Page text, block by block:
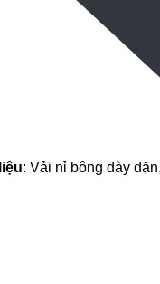
: Vải nỉ bông dày